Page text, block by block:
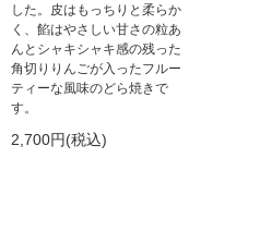
した。皮はもっちりと柔らか
く、餡はやさしい甘さの粒あ
んとシャキシャキ感の残った
角切りりんごが入ったフルー
ティーな風味のどら焼きで
す。
2,700円(税込)